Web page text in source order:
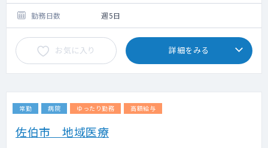
◎場所：院内 または、契約企業先
◎労働安全衛生委員会への参加、職場巡視、
健康相談、過重労働面談、ストレスチェック
面談
◎巡視先：熊本市内・市外の企業（保健師と2
名で同行）
◎産業医活動が無い場合は、健診および結果
勤務日数 週5日
お気に入り 詳細をみる
常勤 病院 ゆったり勤務 高額給与
佐伯市 地域医療